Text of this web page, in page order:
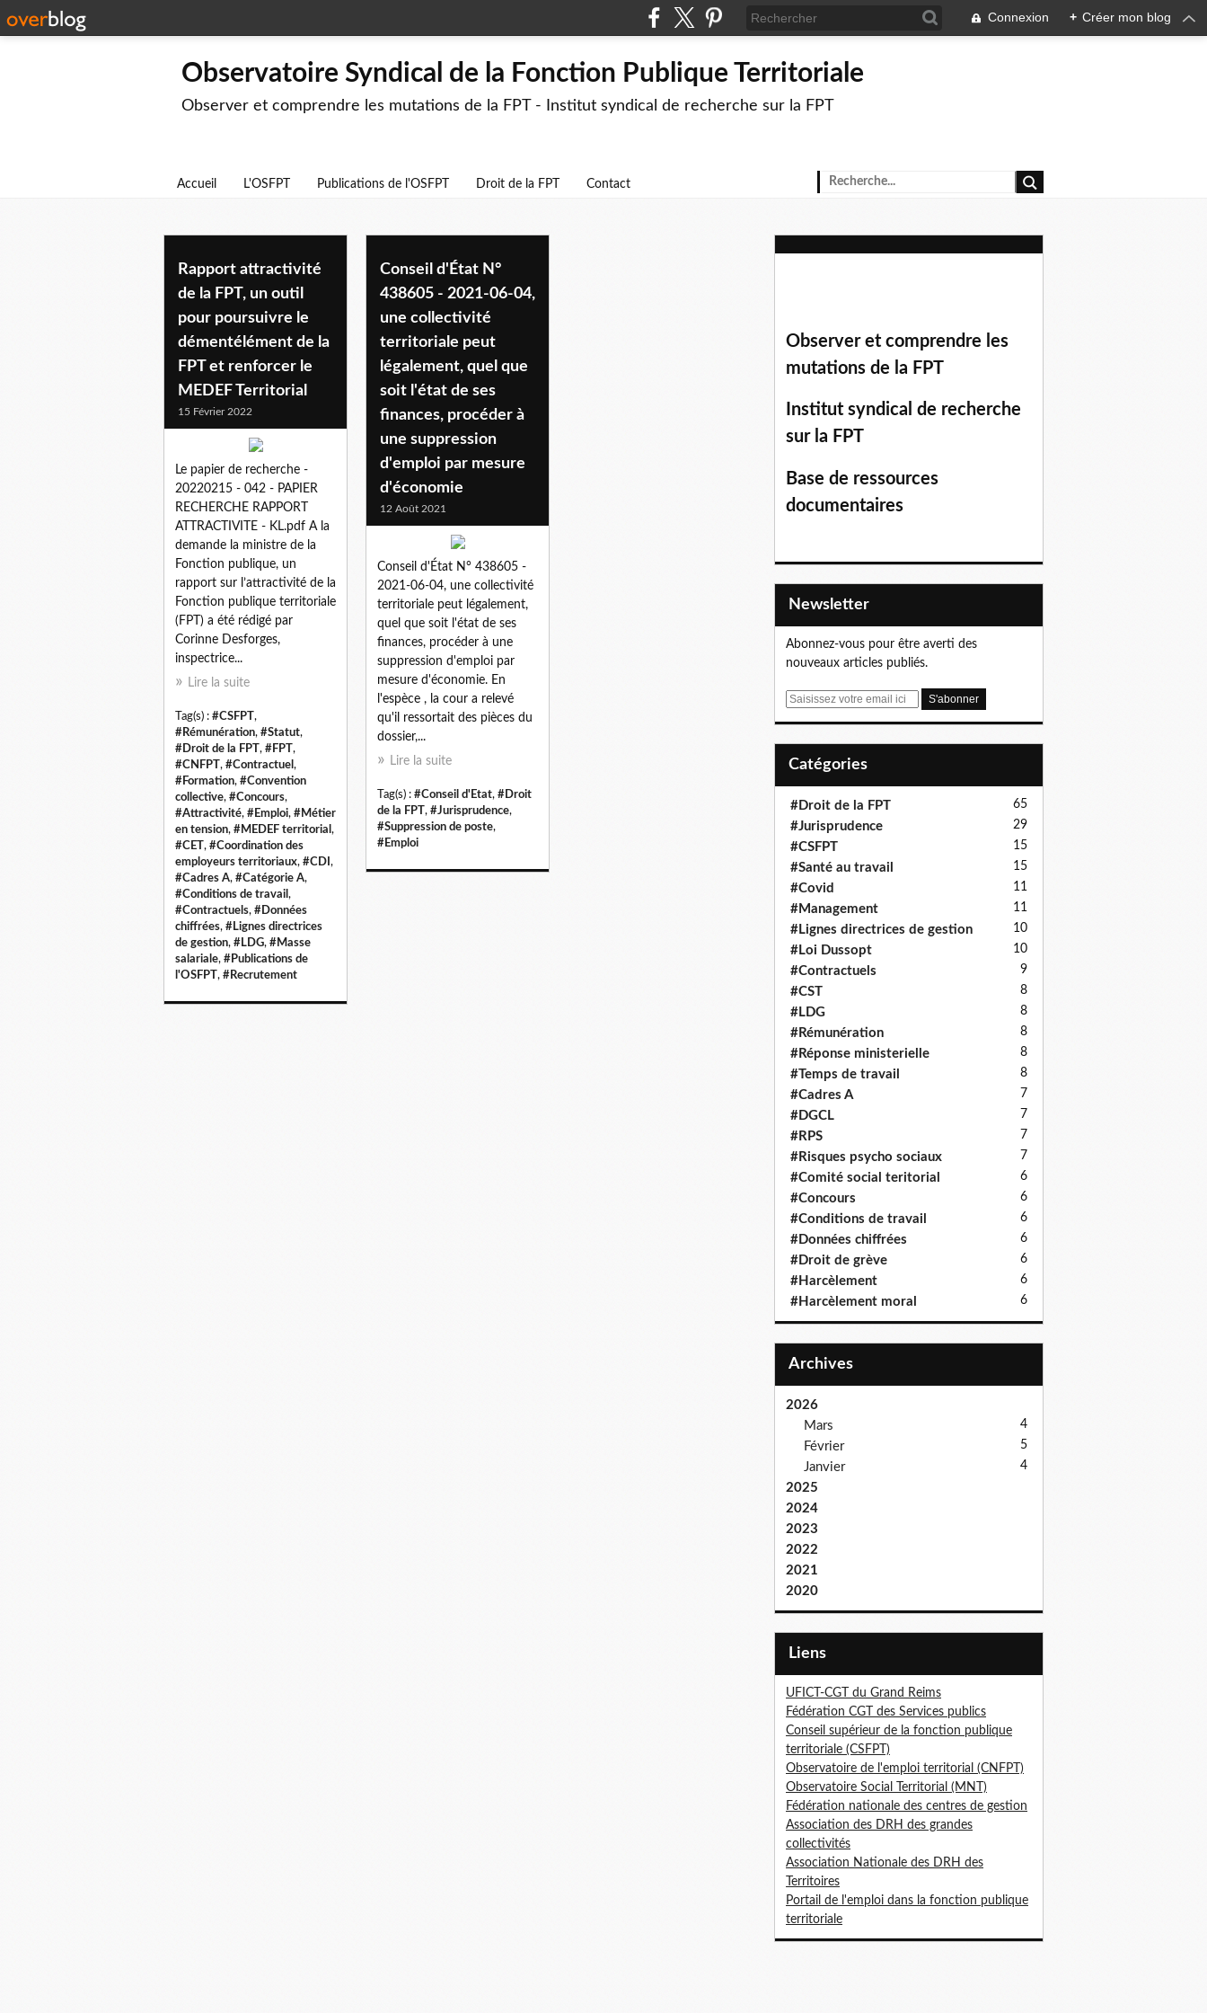
Connexion + Créer mon blog
Observatoire Syndical de la Fonction Publique Territoriale
Observer et comprendre les mutations de la FPT - Institut syndical de recherche sur la FPT
Accueil L'OSFPT Publications de l'OSFPT Droit de la FPT Contact
emploi
Rapport attractivité
de la FPT, un outil
pour poursuivre le
démentélément de la
FPT et renforcer le
MEDEF Territorial
15 Février 2022
Le papier de recherche -
20220215 - 042 - PAPIER
RECHERCHE RAPPORT
ATTRACTIVITE - KL.pdf A la
demande la ministre de la
Fonction publique, un
rapport sur l’attractivité de la
Fonction publique territoriale
(FPT) a été rédigé par
Corinne Desforges,
inspectrice...
Lire la suite
Tag(s) : #CSFPT,
#Rémunération, #Statut,
#Droit de la FPT, #FPT,
#CNFPT, #Contractuel ,
#Formation, #Convention
collective, #Concours,
#Attractivité, #Emploi, #Métier
en tension, #MEDEF territorial ,
#CET, #Coordination des
employeurs territoriaux, #CDI ,
#Cadres A, #Catégorie A,
#Conditions de travail ,
#Contractuels, #Données
chiffrées, #Lignes directrices
de gestion, #LDG, #Masse
salariale, #Publications de
l'OSFPT, #Recrutement
Conseil d'État N°
438605 - 2021-06-04,
une collectivité
territoriale peut
légalement, quel que
soit l'état de ses
finances, procéder à
une suppression
d'emploi par mesure
d'économie
12 Août 2021
Conseil d'État N° 438605 -
2021-06-04, une collectivité
territoriale peut légalement,
quel que soit l'état de ses
finances, procéder à une
suppression d'emploi par
mesure d'économie. En
l'espèce , la cour a relevé
qu'il ressortait des pièces du
dossier,...
Lire la suite
Tag(s) : #Conseil d'Etat, #Droit
de la FPT, #Jurisprudence,
#Suppression de poste,
#Emploi
Observer et comprendre les
mutations de la FPT
Institut syndical de recherche
sur la FPT
Base de ressources
documentaires
Newsletter
Abonnez-vous pour être averti des
nouveaux articles publiés.
E
Catégories
#Droit de la FPT 65
#Jurisprudence 29
#CSFPT 15
#Santé au travail 15
#Covid 11
#Management 11
#Lignes directrices de gestion 10
#Loi Dussopt 10
#Contractuels 9
#CST 8
#LDG 8
#Rémunération 8
#Réponse ministerielle 8
#Temps de travail 8
#Cadres A 7
#DGCL 7
#RPS 7
#Risques psycho sociaux 7
#Comité social teritorial 6
#Concours 6
#Conditions de travail 6
#Données chiffrées 6
#Droit de grève 6
#Harcèlement 6
#Harcèlement moral 6
Archives
2026
Mars
4
Février 5
Janvier 4
2025
2024
2023
2022
2021
2020
Liens
UFICT-CGT du Grand Reims
Fédération CGT des Services publics
Conseil supérieur de la fonction publique
territoriale (CSFPT)
Observatoire de l'emploi territorial (CNFPT)
Observatoire Social Territorial (MNT)
Fédération nationale des centres de gestion
Association des DRH des grandes
collectivités
Association Nationale des DRH des
Territoires
Portail de l'emploi dans la fonction publique
territoriale